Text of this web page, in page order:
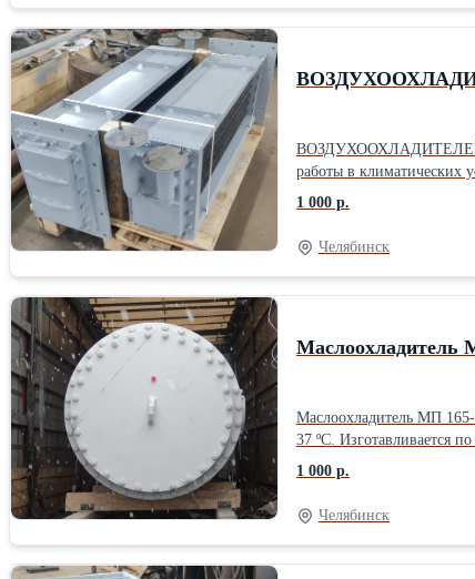
ВОЗДУХООХЛАДИТЕЛЕЙ
1 000 р.
Челябинск
Маслоохладитель
Маслоохладитель МП 165-
1 000 р.
Челябинск